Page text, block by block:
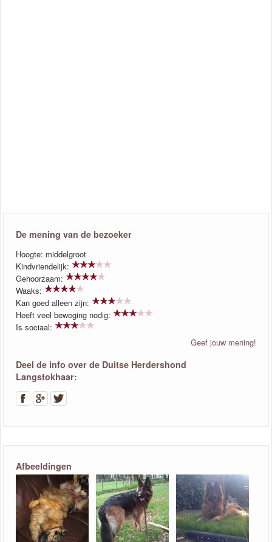
De mening van de bezoeker
Hoogte: middelgroot
Kindvriendelijk:
Gehoorzaam:
Waaks:
Kan goed alleen zijn:
Heeft veel beweging nodig:
Is sociaal:
Geef jouw mening!
Deel de info over de Duitse Herdershond
Langstokhaar:
Afbeeldingen